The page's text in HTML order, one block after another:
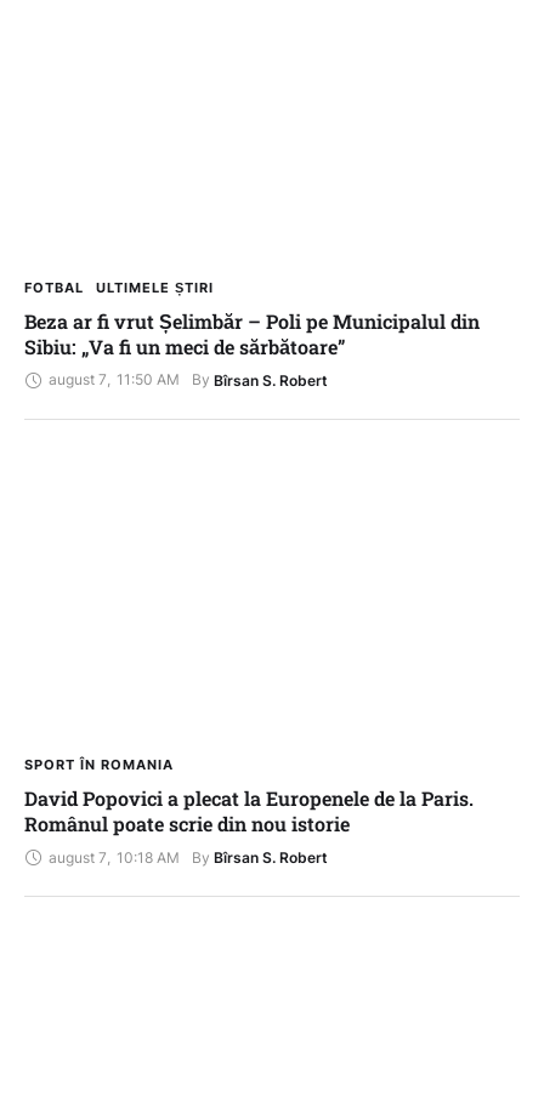
FOTBAL ULTIMELE ȘTIRI
Beza ar fi vrut Șelimbăr – Poli pe Municipalul din
Sibiu: „Va fi un meci de sărbătoare”
august 7, 11:50 AM By Bîrsan S. Robert
SPORT ÎN ROMANIA
David Popovici a plecat la Europenele de la Paris.
Românul poate scrie din nou istorie
august 7 10:18 AM By Bîrsan S. Robert